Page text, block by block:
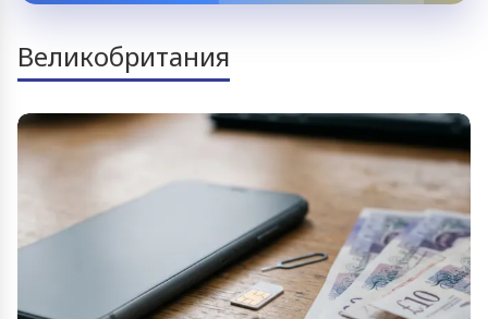
Великобритания